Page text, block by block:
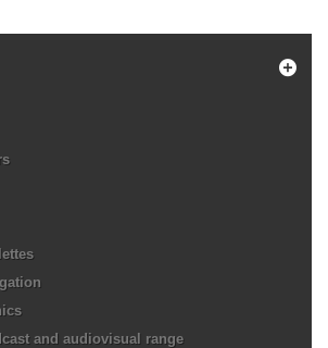
and audiovisual range